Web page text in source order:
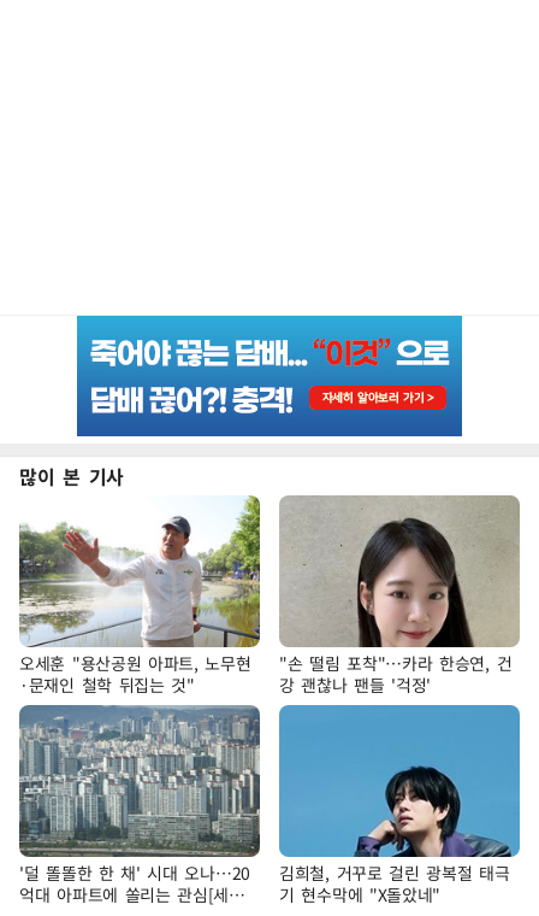
많이 본 기사
오세훈 "용산공원 아파트, 노무현
·문재인 철학 뒤집는 것"
"손 떨림 포착"…카라 한승연, 건
강 괜찮나 팬들 '걱정'
'덜 똘똘한 한 채' 시대 오나…20
억대 아파트에 쏠리는 관심[세제
김희철, 거꾸로 걸린 광복절 태극
기 현수막에 "X돌았네"